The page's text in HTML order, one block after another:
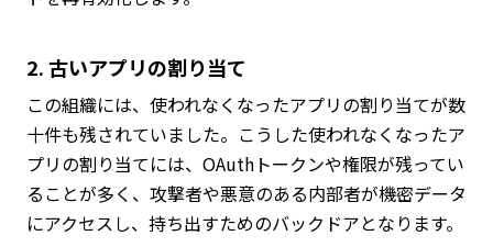
2. 古いアプリの割り当て
この組織には、使われなくなったアプリの割り当てが数
十件も残されていました。こうした使われなくなったア
プリの割り当てには、OAuthトークンや権限が残ってい
ることが多く、攻撃者や悪意のある内部者が機密データ
にアクセスし、持ち出すためのバックドアとなります。